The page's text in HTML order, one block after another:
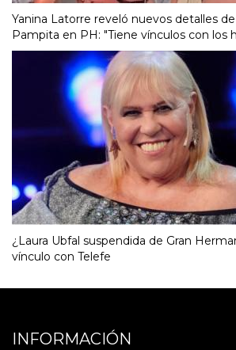
Yanina Latorre reveló nuevos detalles
Pampita en PH: "Tiene vínculos con los
¿Laura Ubfal suspendida de Gran
vínculo con Telefe
INFORMACIÓN